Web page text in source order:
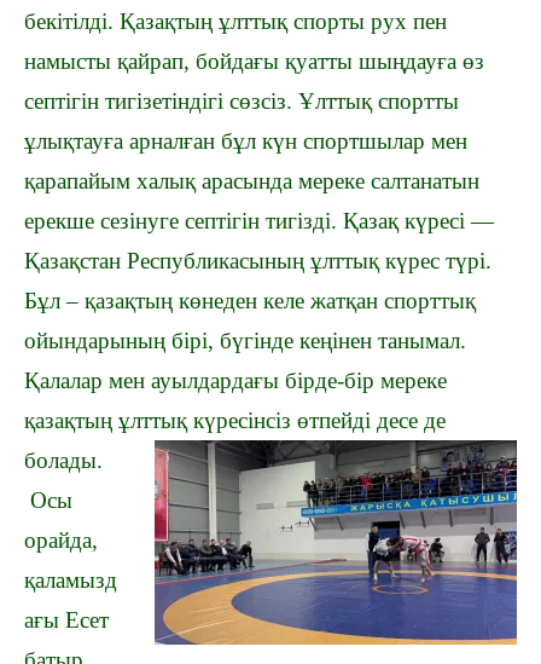
бекітілді. Қазақтың ұлттық спорты рух пен
намысты қайрап, бойдағы қуатты шыңдауға өз
септігін тигізетіндігі сөзсіз. Ұлттық спортты
ұлықтауға арналған бұл күн спортшылар мен
қарапайым халық арасында мереке салтанатын
ерекше сезінуге септігін тигізді. Қазақ күресі —
Қазақстан Республикасының ұлттық күрес түрі.
Бұл – қазақтың көнеден келе жатқан спорттық
ойындарының бірі, бүгінде кеңінен танымал.
Қалалар мен ауылдардағы бірде-бір мереке
қазақтың ұлттық күресінсіз өтпейді десе де
болады.
Осы
орайда,
қаламызд
ағы Есет